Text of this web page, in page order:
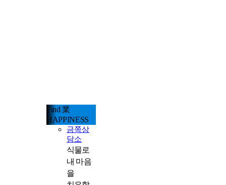
Find 業
HAPPINESS
금쪽상
담소
식물로
내 마음
을